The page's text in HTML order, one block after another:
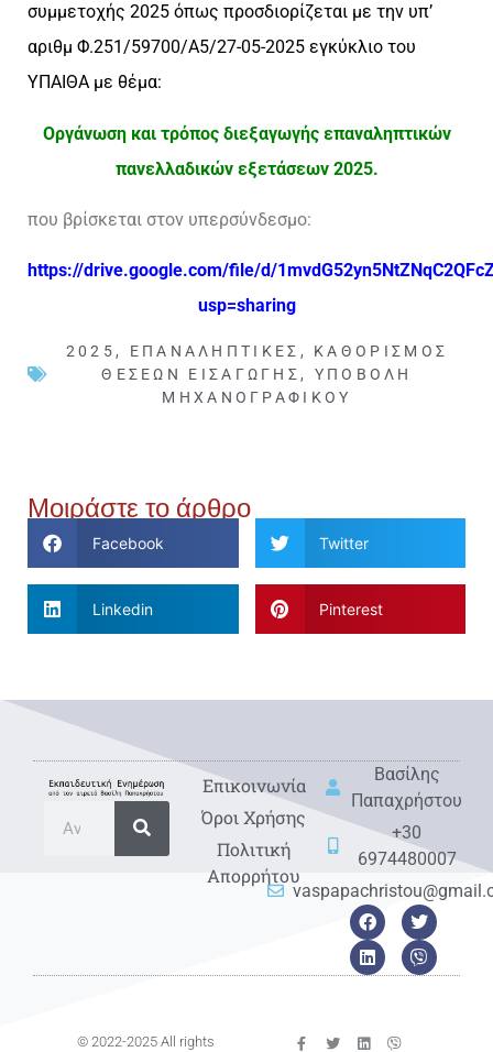
συμμετοχής 2025 όπως προσδιορίζεται με την υπ’
αριθμ Φ.251/59700/Α5/27-05-2025 εγκύκλιο του
ΥΠΑΙΘΑ με θέμα:
Οργάνωση και τρόπος διεξαγωγής επαναληπτικών
πανελλαδικών εξετάσεων 2025.
που βρίσκεται στον υπερσύνδεσμο:
https://drive.google.com/file/d/
usp=sharing
2025 , ΕΠΑΝΑΛΗΠΤΙΚΈΣ , ΚΑΘΟΡΙΣΜΌΣ
ΘΈΣΕΩΝ ΕΙΣΑΓΩΓΉΣ , ΥΠΟΒΟΛΉ
ΜΗΧΑΝΟΓΡΑΦΙΚΟΎ
Μοιράστε το άρθρο
Facebook Twitter
Linkedin Pinterest
Eπικοινωνία
Όροι Χρήσης
Πολιτική
Απορρήτου
Βασίλης
Παπαχρήστου
+30
6974480007
© 2022-2025 All rights